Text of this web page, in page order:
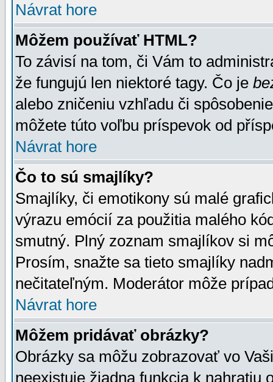
Návrat hore
Môžem používať HTML?
To závisí na tom, či Vám to
že fungujú len niektoré tagy. Čo je
alebo zničeniu vzhľadu či
môžete túto voľbu príspevok od
Návrat hore
Čo to sú smajlíky?
Smajlíky, či emotikony sú malé
výrazu emócií za použitia malého
smutný. Plný zoznam smajlíkov si
Prosím, snažte sa tieto smajlíky
nečitateľným. Moderátor môže
Návrat hore
Môžem pridávať obrázky?
Obrázky sa môžu zobrazovať vo
neexistuje žiadna funkcia k nahratiu